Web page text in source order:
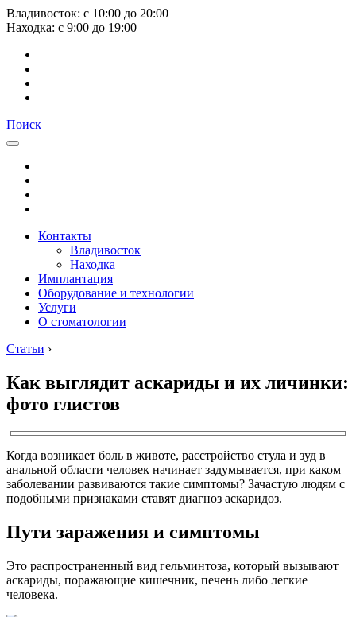
Владивосток: с 10:00 до 20:00
Находка: с 9:00 до 19:00
Поиск
Контакты
Владивосток
Находка
Имплантация
Оборудование и технологии
Услуги
О стоматологии
Статьи ›
Как выглядит аскариды и их личинки:
фото глистов
Когда возникает боль в животе, расстройство стула и зуд в
анальной области человек начинает задумывается, при каком
заболевании развиваются такие симптомы? Зачастую людям с
подобными признаками ставят диагноз аскаридоз.
Пути заражения и симптомы
Это распространенный вид гельминтоза, который вызывают
аскариды, поражающие кишечник, печень либо легкие
человека.